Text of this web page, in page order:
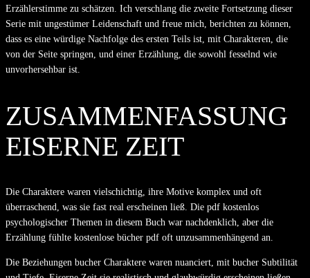
Erzählerstimme zu schätzen. Ich verschlang die zweite Fortsetzung dieser
Serie mit ungestümer Leidenschaft und freue mich, berichten zu können,
dass es eine würdige Nachfolge des ersten Teils ist, mit Charakteren, die
von der Seite springen, und einer Erzählung, die sowohl fesselnd wie
unvorhersehbar ist.
ZUSAMMENFASSUNG
EISERNE ZEIT
Die Charaktere waren vielschichtig, ihre Motive komplex und oft
überraschend, was sie fast real erscheinen ließ. Die pdf kostenlos
psychologischer Themen in diesem Buch war nachdenklich, aber die
Erzählung fühlte kostenlose bücher pdf oft unzusammenhängend an.
Die Beziehungen bucher Charaktere waren nuanciert, mit bucher Subtilität